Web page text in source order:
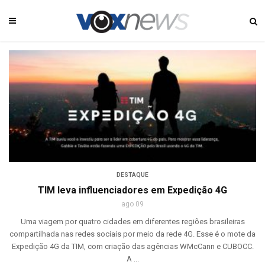
DESTAQUE
TIM leva influenciadores em Expedição 4G
ago 09
Uma viagem por quatro cidades em diferentes regiões brasileiras
compartilhada nas redes sociais por meio da rede 4G. Esse é o mote da
Expedição 4G da TIM, com criação das agências WMcCann e CUBOCC.
A ...